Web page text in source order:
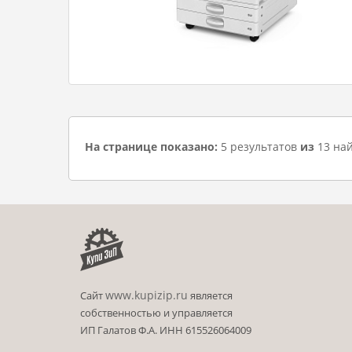
На странице показано: 5 результатов из 13
Сайтwww.kupizip.ru является
собственностью и управляется
ИП Галатов Ф.А. ИНН 615526064009